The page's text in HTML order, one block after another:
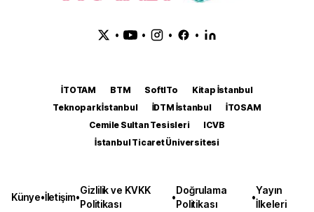
• • • •
İTOTAM BTM SoftITo
Kitap İstanbul
Teknopark İstanbul
İDTM İstanbul
İTOSAM
Cemile Sultan Tesisleri
ICVB
İstanbul Ticaret Üniversitesi
Künye•İletişim•
Gizlilik ve KVKK
Politikası
•
Doğrulama
Politikası
•
Yayın
İlkeleri